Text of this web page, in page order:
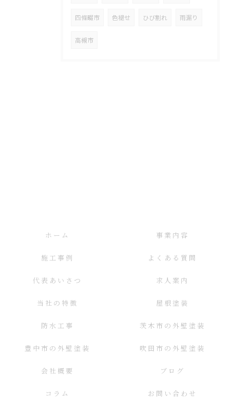
四條畷市 色褪せ ひび割れ 雨漏り
高槻市
ホーム 事業内容
施工事例 よくある質問
代表あいさつ 求人案内
当社の特徴 屋根塗装
防水工事 茨木市の外壁塗装
豊中市の外壁塗装 吹田市の外壁塗装
会社概要 ブログ
コラム お問い合わせ